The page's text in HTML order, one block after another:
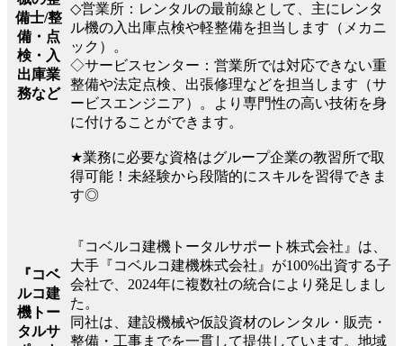
備士/整
備・点
検・入
出庫業
務など
◇営業所：レンタルの最前線として、主にレンタ
ル機の入出庫点検や軽整備を担当します（メカニ
ック）。
◇サービスセンター：営業所では対応できない重
整備や法定点検、出張修理などを担当します（サ
ービスエンジニア）。より専門性の高い技術を身
に付けることができます。
★業務に必要な資格はグループ企業の教習所で取
得可能！未経験から段階的にスキルを習得できま
す◎
『コベ
ルコ建
機トー
タルサ
『コベルコ建機トータルサポート株式会社』は、
大手『コベルコ建機株式会社』が100%出資する子
会社で、2024年に複数社の統合により発足しまし
た。
同社は、建設機械や仮設資材のレンタル・販売・
整備・工事までを一貫して提供しています。地域